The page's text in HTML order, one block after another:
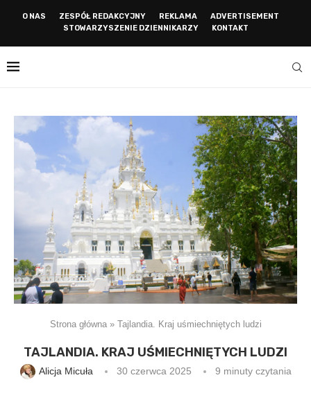
O NAS ZESPÓŁ REDAKCYJNY REKLAMA
ADVERTISEMENT
STOWARZYSZENIE DZIENNIKARZY
KONTAKT
Strona główna» Tajlandia. Kraj uśmiechniętych ludzi
TAJLANDIA. KRAJ UŚMIECHNIĘTYCH LUDZI
Alicja Micuła 30 czerwca 2025 9 minuty czytania